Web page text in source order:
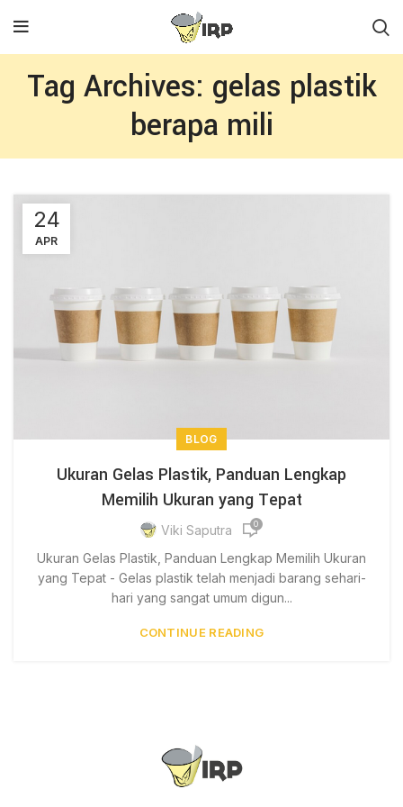
Tag Archives: gelas plastik
berapa mili
24
APR
BLOG
Ukuran Gelas Plastik, Panduan Lengkap
Memilih Ukuran yang Tepat
Viki Saputra 0
Ukuran Gelas Plastik, Panduan Lengkap Memilih Ukuran
yang Tepat - Gelas plastik telah menjadi barang sehari-
hari yang sangat umum digun...
CONTINUE READING